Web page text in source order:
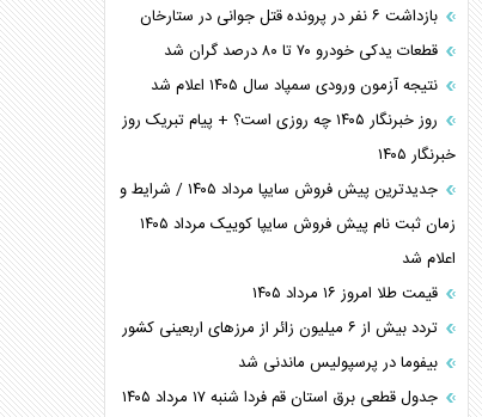
بازداشت ۶ نفر در پرونده قتل جوانی در ستارخان
قطعات یدکی خودرو ۷۰ تا ۸۰ درصد گران شد
نتیجه آزمون ورودی سمپاد سال ۱۴۰۵ اعلام شد
روز خبرنگار ۱۴۰۵ چه روزی است؟ + پیام تبریک روز
خبرنگار ۱۴۰۵
جدیدترین پیش فروش سایپا مرداد ۱۴۰۵ / شرایط و
زمان ثبت نام پیش فروش سایپا کوییک مرداد ۱۴۰۵
اعلام شد
قیمت طلا امروز ۱۶ مرداد ۱۴۰۵
تردد بیش از ۶ میلیون زائر از مرزهای اربعینی کشور
بیفوما در پرسپولیس ماندنی شد
جدول قطعی برق استان قم فردا شنبه ۱۷ مرداد ۱۴۰۵